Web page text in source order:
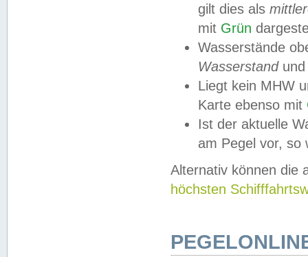
gilt dies als
mit Grün
Wasserstände
Wasserstandund
Liegt kein MHW
Karte ebenso mit
Ist der aktuelle
am Pegel vor,
Alternativ können die
höchsten